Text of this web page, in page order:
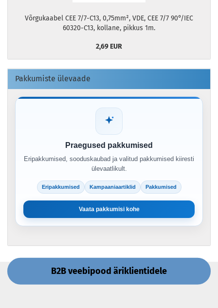
Võrgukaabel CEE 7/7-C13, 0,75mm², VDE, CEE 7/7 90°/IEC
60320-C13, kollane, pikkus 1m.
2,69 EUR
Pakkumiste ülevaade
Praegused pakkumised
Eripakkumised, sooduskaubad ja valitud pakkumised kiiresti
ülevaatlikult.
Eripakkumised Kampaaniaartiklid Pakkumised
Vaata pakkumisi kohe
B2B veebipood äriklientidele